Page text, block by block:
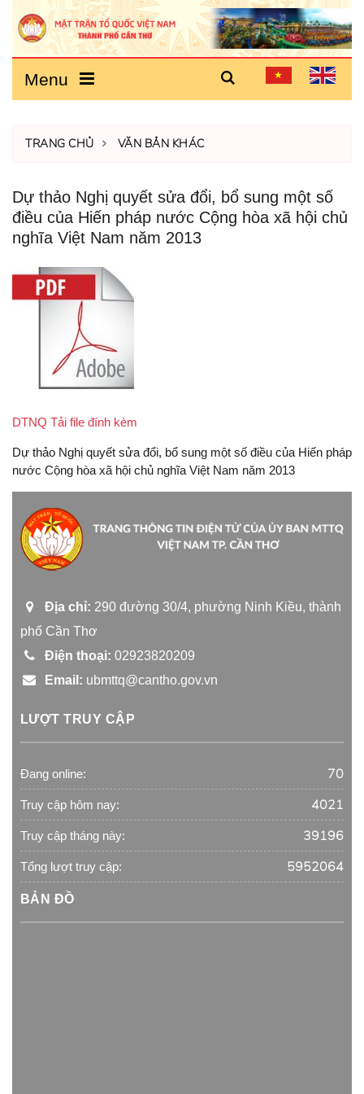
Menu
TRANG CHỦ VĂN BẢN KHÁC
Dự thảo Nghị quyết sửa đổi, bổ sung một số
điều của Hiến pháp nước Cộng hòa xã hội chủ
nghĩa Việt Nam năm 2013
DTNQ Tải file đính kèm
Dự thảo Nghị quyết sửa đổi, bổ sung một số điều của Hiến pháp
nước Cộng hòa xã hội chủ nghĩa Việt Nam năm 2013
Địa chỉ: 290 đường 30/4, phường Ninh Kiều, thành
phố Cần Thơ
Điện thoại: 02923820209
Email: ubmttq@cantho.gov.vn
LƯỢT TRUY CẬP
Đang online: 70
Truy cập hôm nay: 4021
Truy cập tháng này: 39196
Tổng lượt truy cập: 5952064
BẢN ĐỒ